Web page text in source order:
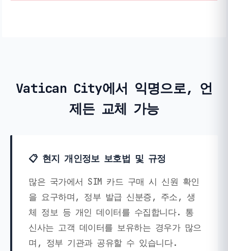
Vatican City에서 익명으로, 언
제든 교체 가능
📋 현지 개인정보 보호법 및 규정
많은 국가에서 SIM 카드 구매 시 신원 확인
을 요구하며, 정부 발급 신분증, 주소, 생
체 정보 등 개인 데이터를 수집합니다. 통
신사는 고객 데이터를 보유하는 경우가 많으
며, 정부 기관과 공유할 수 있습니다.